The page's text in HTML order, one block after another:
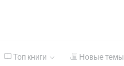
Топ книги Новые темы